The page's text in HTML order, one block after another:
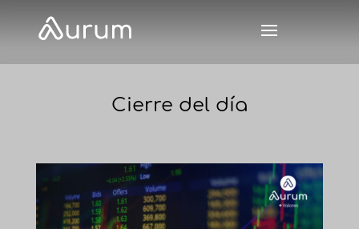
Cierre del día